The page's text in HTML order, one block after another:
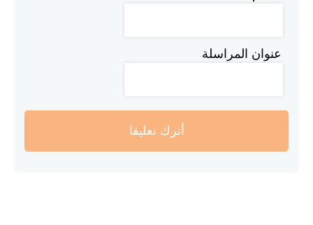
عنوان المراسلة
أترك تعليقا